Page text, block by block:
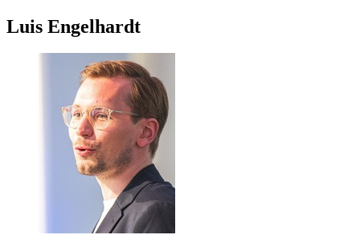
Luis Engelhardt